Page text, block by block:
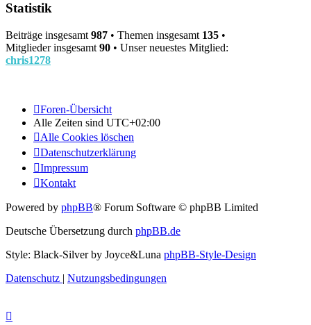
Statistik
Beiträge insgesamt 987 • Themen insgesamt 135 •
Mitglieder insgesamt 90 • Unser neuestes Mitglied:
chris1278
Foren-Übersicht
Alle Zeiten sind UTC+02:00
Alle Cookies löschen
Datenschutzerklärung
Impressum
Kontakt
Powered by phpBB® Forum Software © phpBB Limited
Deutsche Übersetzung durch phpBB.de
Style: Black-Silver by Joyce&Luna phpBB-Style-Design
Datenschutz | Nutzungsbedingungen